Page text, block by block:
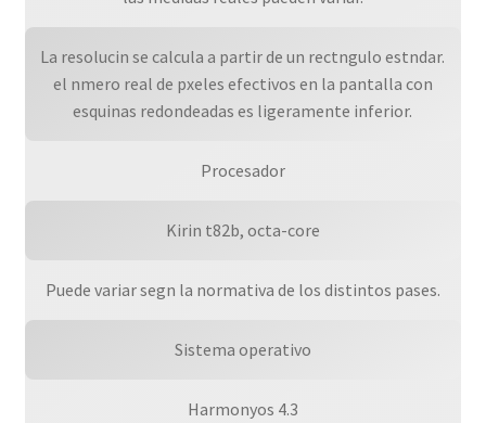
La resolucin se calcula a partir de un rectngulo estndar.
el nmero real de pxeles efectivos en la pantalla con
esquinas redondeadas es ligeramente inferior.
Procesador
Kirin t82b, octa-core
Puede variar segn la normativa de los distintos pases.
Sistema operativo
Harmonyos 4.3